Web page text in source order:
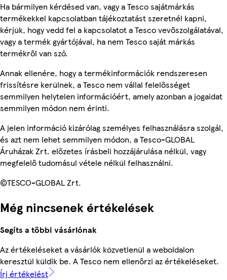
Ha bármilyen kérdésed van, vagy a Tesco sajátmárkás
termékekkel kapcsolatban tájékoztatást szeretnél kapni,
kérjük, hogy vedd fel a kapcsolatot a Tesco vevőszolgálatával,
vagy a termék gyártójával, ha nem Tesco saját márkás
termékről van szó.
Annak ellenére, hogy a termékinformációk rendszeresen
frissítésre kerülnek, a Tesco nem vállal felelősséget
semmilyen helytelen információért, amely azonban a jogaidat
semmilyen módon nem érinti.
A jelen információ kizárólag személyes felhasználásra szolgál,
és azt nem lehet semmilyen módon, a Tesco-GLOBAL
Áruházak Zrt. előzetes írásbeli hozzájárulása nélkül, vagy
megfelelő tudomásul vétele nélkül felhasználni.
©TESCO-GLOBAL Zrt.
Még nincsenek értékelések
Segíts a többi vásárlónak
Az értékeléseket a vásárlók közvetlenül a weboldalon
keresztül küldik be. A Tesco nem ellenőrzi az értékeléseket.
Írj értékelést